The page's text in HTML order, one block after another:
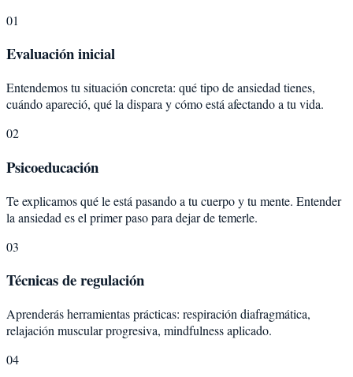
01
Evaluación inicial
Entendemos tu situación concreta: qué tipo de ansiedad tienes,
cuándo apareció, qué la dispara y cómo está afectando a tu vida.
02
Psicoeducación
Te explicamos qué le está pasando a tu cuerpo y tu mente. Entender
la ansiedad es el primer paso para dejar de temerle.
03
Técnicas de regulación
Aprenderás herramientas prácticas: respiración diafragmática,
relajación muscular progresiva, mindfulness aplicado.
04